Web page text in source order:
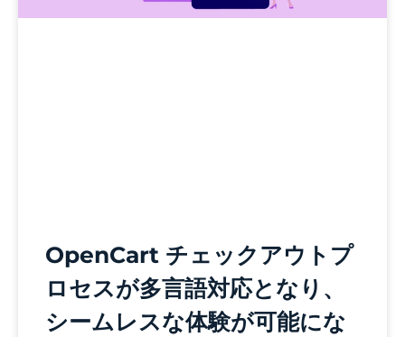
OpenCart チェックアウトプ
ロセスが多言語対応となり、
シームレスな体験が可能にな